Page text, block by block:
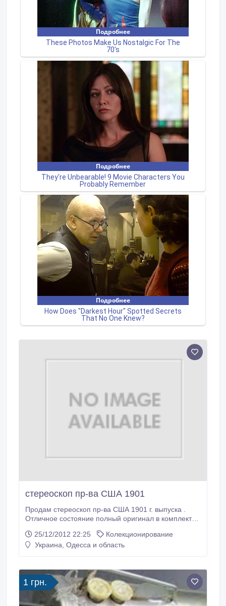
стереоскоп пр-ва США 1901
Продам стереоскоп пр-ва США 1901 г. выпуска .
Отличное состояние полный оригинал в комплекте
Национального географического общества США и
России, на обороте фотографии подписаны на 5
25/12/2012 22:25
Колекционирование
Украина, Одесса и область
1 грн.